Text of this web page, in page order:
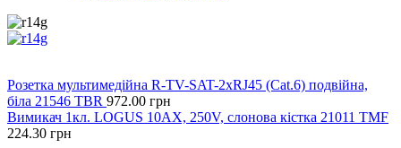
Розетка мультимедійна R-TV-SAT-2xRJ45 (Cat.6) подвійна,
біла 21546 TBR 972.00 грн
Вимикач 1кл. LOGUS 10АХ, 250V, слонова кістка 21011 TMF
224.30 грн